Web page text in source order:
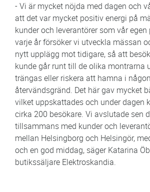
- Vi är mycket nöjda med dagen och
att det var mycket positiv energi på
kunder och leverantörer som vår egen
varje år försöker vi utveckla mässan
nytt upplägg mot tidigare, så att
kunde går runt till de olika montrarna
trängas eller riskera att hamna i någon
återvändsgränd. Det här gav mycket
vilket uppskattades och under dagen
cirka 200 besökare. Vi avslutade sen
tillsammans med kunder och
mellan Helsingborg och Helsingör,
och en god middag, säger Katarina
butikssäljare Elektroskandia.